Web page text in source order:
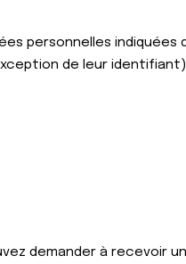
personnelles indiquées
de leur
demander à recevoir